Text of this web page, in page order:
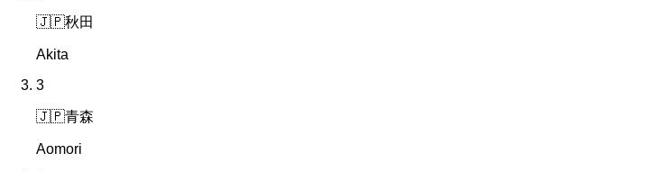
🇯🇵秋田
Akita
3
🇯🇵青森
Aomori